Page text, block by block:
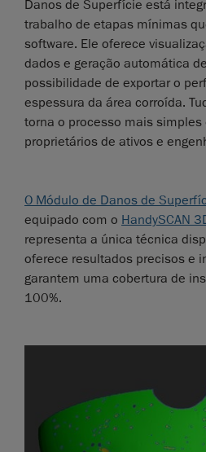
Danos de Superfície está
trabalho de etapas mínimas
software. Ele oferece
dados e geração automática
possibilidade de exportar o
espessura da área corroída.
torna o processo mais simples
proprietários de ativos e
O Módulo de Danos de
equipado com o HandySCAN
representa a única técnica
oferece resultados precisos e
garantem uma cobertura de
100%.